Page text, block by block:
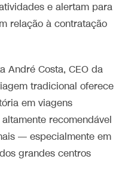
e alertam para
relação à contratação
André Costa, CEO da
tradicional oferece
em viagens
recomendável
— especialmente em
grandes centros